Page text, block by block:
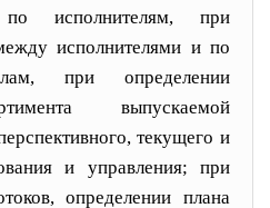
исполнителям, при
исполнителями и по
при определении
выпускаемой
тивного, текущего и
и управления; при
определении плана